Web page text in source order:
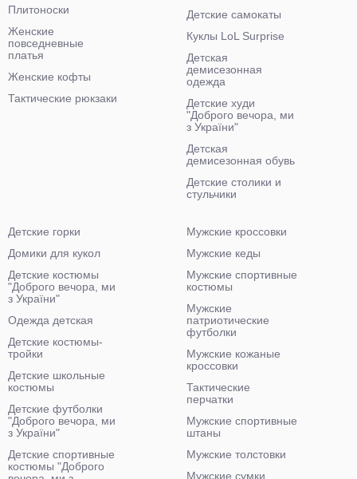
Плитоноски
Женские
повседневные
платья
Женские кофты
Тактические рюкзаки
Детские самокаты
Куклы LoL Surprise
Детская
демисезонная
одежда
Детские худи
"Доброго вечора, ми
з України"
Детская
демисезонная обувь
Детские столики и
стульчики
Детские горки
Домики для кукол
Детские костюмы
"Доброго вечора, ми
з України"
Одежда детская
Детские костюмы-
тройки
Детские школьные
костюмы
Детские футболки
"Доброго вечора, ми
з України"
Детские спортивные
костюмы "Доброго
Мужские кроссовки
Мужские кеды
Мужские спортивные
костюмы
Мужские
патриотические
футболки
Мужские кожаные
кроссовки
Тактические
перчатки
Мужские спортивные
штаны
Мужские толстовки
Мужские сумки